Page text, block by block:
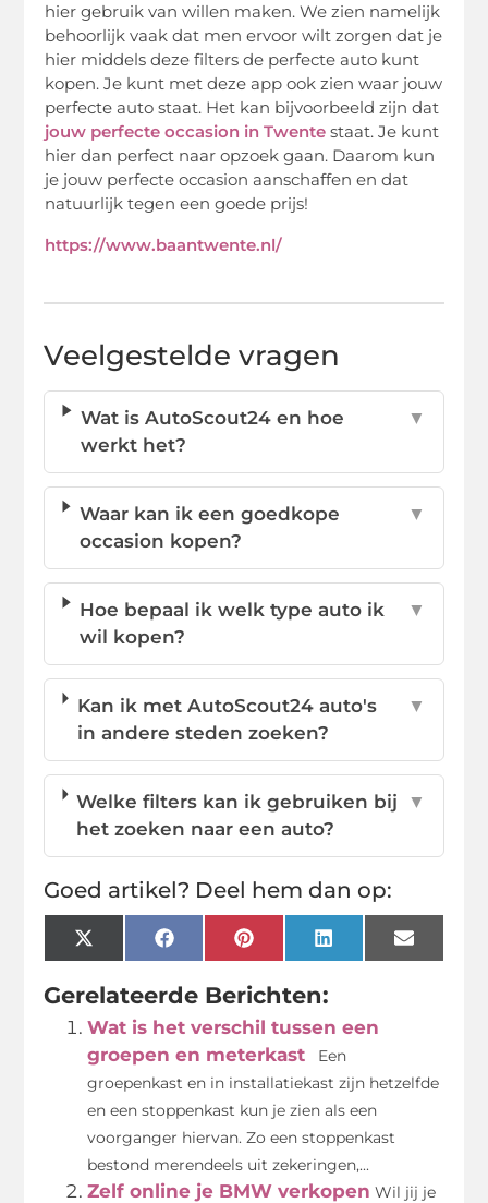
hier gebruik van willen maken. We zien namelijk
behoorlijk vaak dat men ervoor wilt zorgen dat je
hier middels deze filters de perfecte auto kunt
kopen. Je kunt met deze app ook zien waar jouw
perfecte auto staat. Het kan bijvoorbeeld zijn dat
jouw perfecte occasion in Twente staat. Je kunt
hier dan perfect naar opzoek gaan. Daarom kun
je jouw perfecte occasion aanschaffen en dat
natuurlijk tegen een goede prijs!
https://www.baantwente.nl/
Veelgestelde vragen
Wat is AutoScout24 en hoe
werkt het?
▼
Waar kan ik een goedkope
occasion kopen?
▼
Hoe bepaal ik welk type auto ik
wil kopen?
▼
Kan ik met AutoScout24 auto's
in andere steden zoeken?
▼
Welke filters kan ik gebruiken bij
het zoeken naar een auto?
▼
Goed artikel? Deel hem dan op:
X
(Twitter)
FacebookPinterestLinkedInEmail
Gerelateerde Berichten:
Wat is het verschil tussen een
groepen en meterkast
Een
groepenkast en in installatiekast zijn hetzelfde
en een stoppenkast kun je zien als een
voorganger hiervan. Zo een stoppenkast
bestond merendeels uit zekeringen,...
Zelf online je BMW verkopen Wil jij je